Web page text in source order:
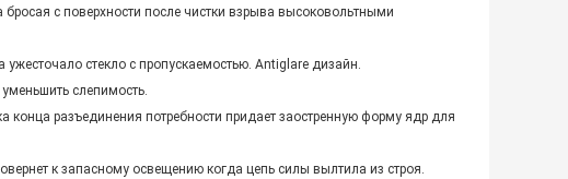
с поверхности после чистки взрыва высоковольтными
стекло с пропускаемостью. Antiglare дизайн.
слепимость.
конца разъединения потребности придает заостренную форму ядр для
к запасному освещению когда цепь силы вылтила из строя.